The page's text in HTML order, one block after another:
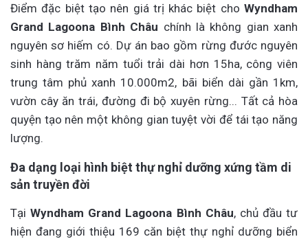
Điểm đặc biệt tạo nên giá trị khác biệt cho Wyndham
Grand Lagoona Bình Châu chính là không gian xanh
nguyên sơ hiếm có. Dự án bao gồm rừng đước nguyên
sinh hàng trăm năm tuổi trải dài hơn 15ha, công viên
trung tâm phủ xanh 10.000m2, bãi biển dài gần 1km,
vườn cây ăn trái, đường đi bộ xuyên rừng... Tất cả hòa
quyện tạo nên một không gian tuyệt vời để tái tạo năng
lượng.
Đa dạng loại hình biệt thự nghỉ dưỡng xứng tầm di
sản truyền đời
TạiWyndham Grand Lagoona Bình Châu, chủ đầu tư
hiện đang giới thiệu 169 căn biệt thự nghỉ dưỡng biển